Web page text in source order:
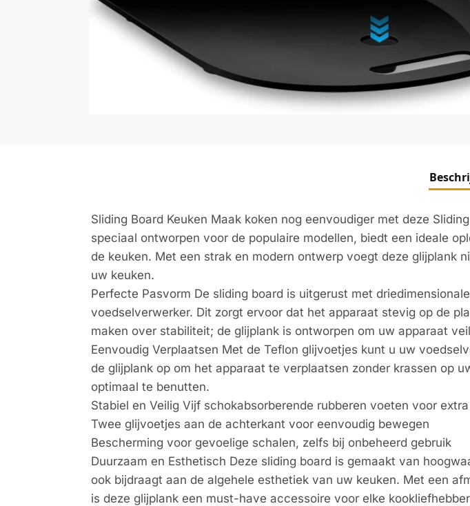
Sliding Board Keuken Maak koken nog eenvoudiger met deze
speciaal ontworpen voor de populaire modellen, biedt een ideale
de keuken. Met een strak en modern ontwerp voegt deze glijplank
uw keuken.
Perfecte Pasvorm De sliding board is uitgerust met
voedselverwerker. Dit zorgt ervoor dat het apparaat stevig op de
maken over stabiliteit; de glijplank is ontworpen om uw apparaat
Eenvoudig Verplaatsen Met de Teflon glijvoetjes kunt u uw
de glijplank op om het apparaat te verplaatsen zonder krassen op
optimaal te benutten.
Stabiel en Veilig Vijf schokabsorberende rubberen voeten voor
Twee glijvoetjes aan de achterkant voor eenvoudig bewegen
Bescherming voor gevoelige schalen, zelfs bij onbeheerd gebruik
Duurzaam en Esthetisch Deze sliding board is gemaakt van
ook bijdraagt aan de algehele esthetiek van uw keuken. Met een
is deze glijplank een must-have accessoire voor elke